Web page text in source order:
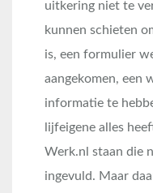
uitkering niet te
kunnen schieten
is, een formulier
aangekomen, een
informatie te
lijfeigene alles
Werk.nl staan die
ingevuld. Maar